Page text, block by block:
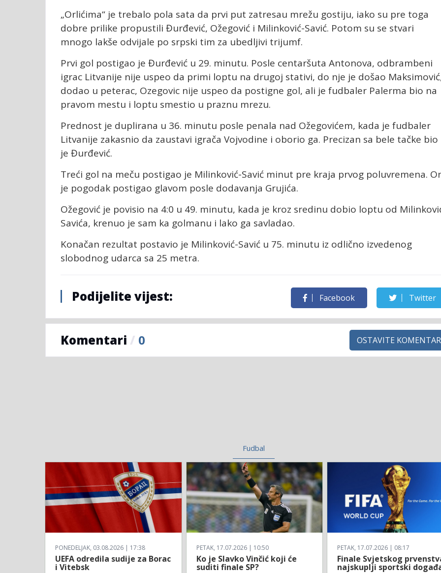
„Orlićima“ je trebalo pola sata da prvi put zatresau mrežu gostiju, iako su pre toga
dobre prilike propustili Đurđević, Ožegović i Milinković-Savić. Potom su se stvari
mnogo lakše odvijale po srpski tim za ubedljivi trijumf.
Prvi gol postigao je Đurđević u 29. minutu. Posle centaršuta Antonova, odbrambeni
igrac Litvanije nije uspeo da primi loptu na drugoj stativi, do nje je došao
dodao u peterac, Ozegovic nije uspeo da postigne gol, ali je fudbaler Palerma bio na
pravom mestu i loptu smestio u praznu mrezu.
Prednost je duplirana u 36. minutu posle penala nad Ožegovićem, kada je fudbaler
Litvanije zakasnio da zaustavi igrača Vojvodine i oborio ga. Precizan sa bele tačke bio
je Đurđević.
Treći gol na meču postigao je Milinković-Savić minut pre kraja prvog poluvremena.
je pogodak postigao glavom posle dodavanja Grujića.
Ožegović je povisio na 4:0 u 49. minutu, kada je kroz sredinu dobio loptu od
Savića, krenuo je sam ka golmanu i lako ga savladao.
Konačan rezultat postavio je Milinković-Savić u 75. minutu iz odlično izvedenog
slobodnog udarca sa 25 metra.
Podijelite vijest: Facebook Twitter
Komentari / 0 OSTAVITE KOMENTAR
Fudbal
PONEDELJAK, 03.08.2026 | 17:38
UEFA odredila sudije za Borac
i Vitebsk
PETAK, 17.07.2026 | 10:50
Ko je Slavko Vinčić koji će
suditi finale SP?
PETAK, 17.07.2026 | 08:17
Finale Svjetskog
najskuplji sportski